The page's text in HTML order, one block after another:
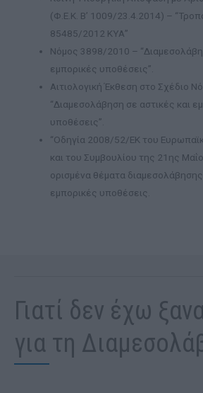
(Φ.Ε.Κ. Β’ 1009/23.4.2014) –
85485/2012 ΚΥΑ”
Νόμος 3898/2010 –
εμπορικές υποθέσεις”.
Αιτιολογική Έκθεση στο Σχέδιο
“Διαμεσολάβηση σε αστικές και
υποθέσεις”.
“Οδηγία 2008/52/ΕΚ του
και του Συμβουλίου της 21ης
ορισμένα θέματα διαμεσολάβησης
εμπορικές υποθέσεις.
Γιατί δεν έχω
για τη